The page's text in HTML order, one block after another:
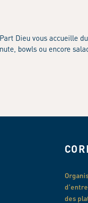
Dieu vous accueille
bowls ou encore
des